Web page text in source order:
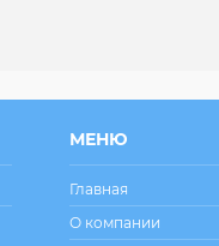
МЕНЮ
Главная
О компании